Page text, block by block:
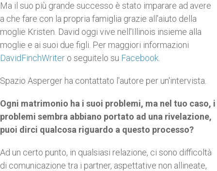
Ma il suo più grande successo è stato imparare ad avere
a che fare con la propria famiglia grazie all'aiuto della
moglie Kristen. David oggi vive nell'Illinois insieme alla
moglie e ai suoi due figli. Per maggiori informazioni
DavidFinchWriter o seguitelo su Facebook
Spazio Asperger ha contattato l'autore per un'intervista.
Ogni matrimonio ha i suoi problemi, ma nel tuo caso, i
problemi sembra abbiano portato ad una rivelazione,
puoi dirci qualcosa riguardo a questo processo?
Ad un certo punto, in qualsiasi relazione, ci sono difficoltà
di comunicazione tra i partner, aspettative non allineate,